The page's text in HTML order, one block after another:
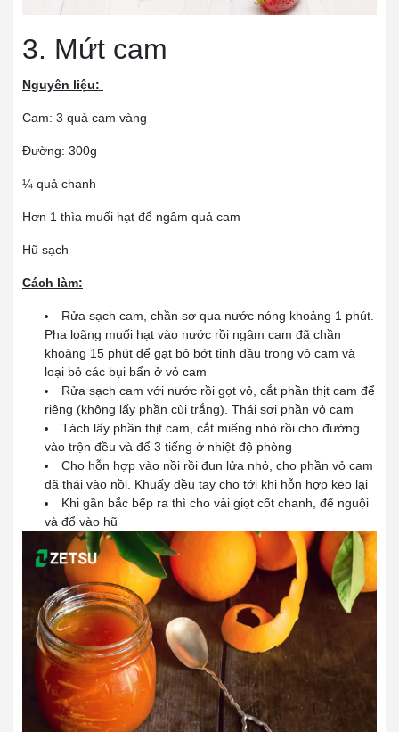
3. Mứt cam
Nguyên liệu:
Cam: 3 quả cam vàng
Đường: 300g
¼ quả chanh
Hơn 1 thìa muối hạt để ngâm quả cam
Hũ sạch
Cách làm:
Rửa sạch cam, chần sơ qua nước nóng khoảng 1 phút.
Pha loãng muối hạt vào nước rồi ngâm cam đã chần
khoảng 15 phút để gạt bỏ bớt tinh dầu trong vỏ cam và
loại bỏ các bụi bẩn ở vỏ cam
Rửa sạch cam với nước rồi gọt vỏ, cắt phần thịt cam để
riêng (không lấy phần cùi trắng). Thái sợi phần vỏ cam
Tách lấy phần thịt cam, cắt miếng nhỏ rồi cho đường
vào trộn đều và để 3 tiếng ở nhiệt độ phòng
Cho hỗn hợp vào nồi rồi đun lửa nhỏ, cho phần vỏ cam
đã thái vào nồi. Khuấy đều tay cho tới khi hỗn hợp keo lại
Khi gần bắc bếp ra thì cho vài giọt cốt chanh, để nguội
và đổ vào hũ